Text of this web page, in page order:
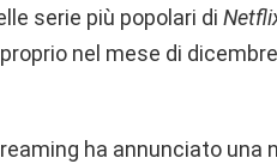
serie più popolari di
nel mese di
ha annunciato una